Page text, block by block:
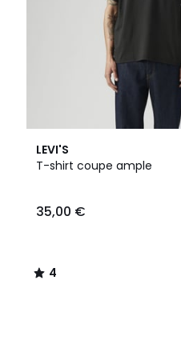
LEVI'S
T-shirt coupe ample
35,00 €
4
/
12
Couleurs
4
/